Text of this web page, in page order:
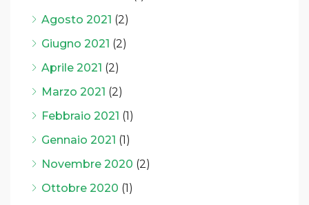
Agosto 2021 (2)
Giugno 2021 (2)
Aprile 2021 (2)
Marzo 2021 (2)
Febbraio 2021 (1)
Gennaio 2021 (1)
Novembre 2020 (2)
Ottobre 2020 (1)